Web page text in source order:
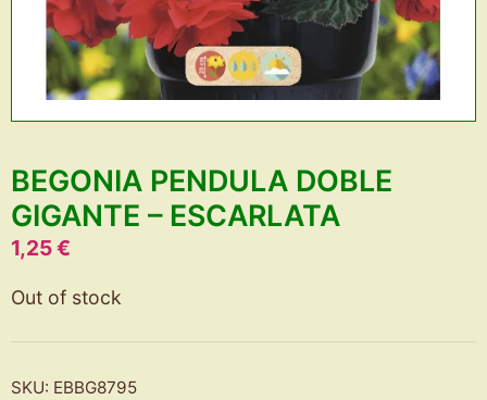
BEGONIA PENDULA DOBLE
GIGANTE – ESCARLATA
1,25€
Out of stock
SKU: EBBG8795